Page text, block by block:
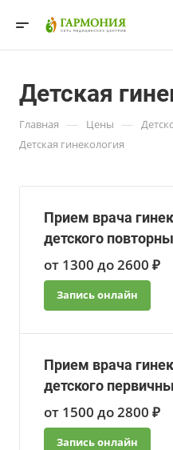
Детская
Главная — Цены —
Детская гинекология
Прием врача
детского
от 1300 до 2600 ₽
Запись онлайн
Прием врача
детского
от 1500 до 2800 ₽
Запись онлайн